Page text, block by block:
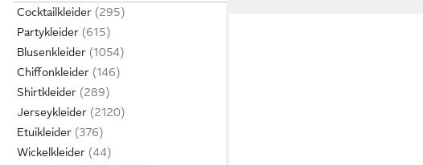
Cocktailkleider
Partykleider
Blusenkleider
Chiffonkleider
Shirtkleider
Jerseykleider
Etuikleider
Wickelkleider